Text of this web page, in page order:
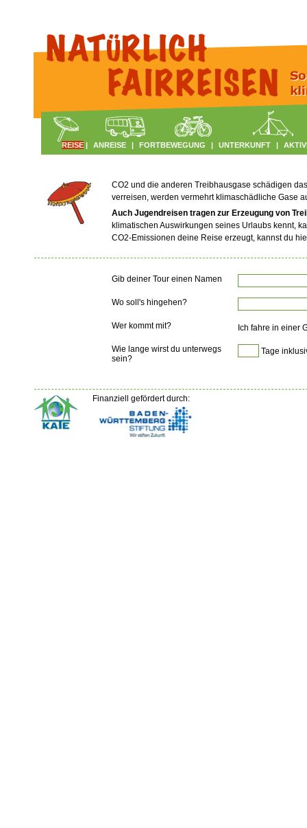
REISE | ANREISE | FORTBEWEGUNG | UNTERKUNFT |
CO2 und die anderen Treibhausgase schädigen
verreisen, werden vermehrt klimaschädliche Gase
Auch Jugendreisen tragen zur Erzeugung von
klimatischen Auswirkungen seines Urlaubs kennt,
CO2-Emissionen deine Reise erzeugt, kannst du
Gib deiner Tour einen Namen
Wo soll's hingehen?
Wer kommt mit? Ich fahre in einer
Wie lange wirst du unterwegs
sein?
Tage
Finanziell gefördert durch: